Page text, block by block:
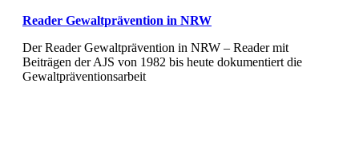
Reader Gewaltprävention in NRW
Der Reader Gewaltprävention in NRW – Reader mit
Beiträgen der AJS von 1982 bis heute dokumentiert die
Gewaltpräventionsarbeit